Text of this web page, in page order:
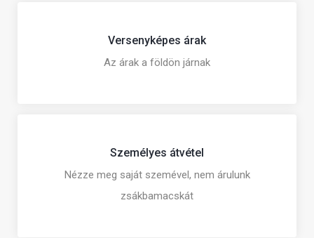
Versenyképes árak
Az árak a földön járnak
Személyes átvétel
Nézze meg saját szemével, nem árulunk
zsákbamacskát